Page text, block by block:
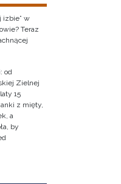
izbie” w
Teraz
od
Zielnej
15
z mięty,
a
by